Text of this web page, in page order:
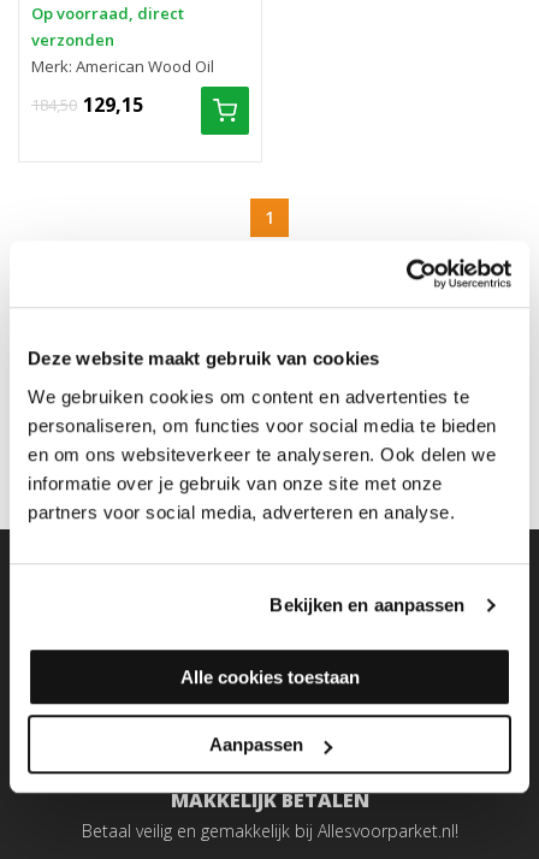
Deze website maakt gebruik van cookies
We gebruiken cookies om content en advertenties te
personaliseren, om functies voor social media te bieden
en om ons websiteverkeer te analyseren. Ook delen we
informatie over je gebruik van onze site met onze
partners voor social media, adverteren en analyse.
Bekijken en aanpassen
Alle cookies toestaan
Aanpassen
Op voorraad, direct
verzonden
Merk: American Wood Oil
184,50 129,15
1
Hieronder vind je het complete American Wood Oil assortiment.
voor een persoonlijk advies via 013-2070001 óf
info@allesvoorparket.nl. Kijk ook eens op onzetips en tricks
pagina voor veelgestelde vragen.
AANMELDEN NIEUWSBRIEF
Altijd als eerste op de hoogte...
MAKKELIJK BETALEN
Betaal veilig en gemakkelijk bij Allesvoorparket.nl!